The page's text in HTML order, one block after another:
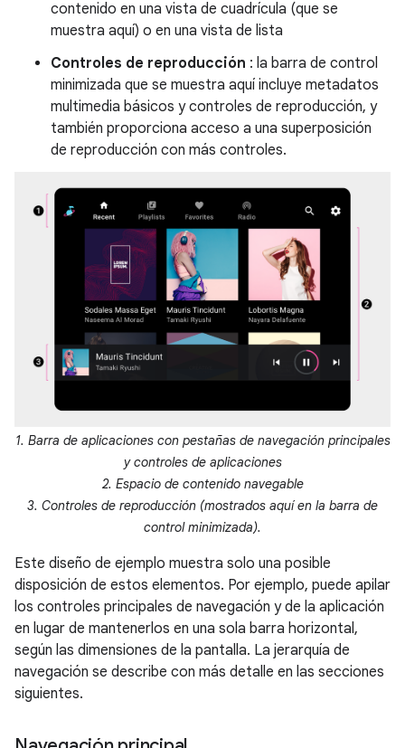
contenido en una vista de cuadrícula (que se
muestra aquí) o en una vista de lista
Controles de reproducción : la barra de control
minimizada que se muestra aquí incluye metadatos
multimedia básicos y controles de reproducción, y
también proporciona acceso a una superposición
de reproducción con más controles.
1. Barra de aplicaciones con pestañas de navegación principales
y controles de aplicaciones
2. Espacio de contenido navegable
3. Controles de reproducción (mostrados aquí en la barra de
control minimizada).
Este diseño de ejemplo muestra solo una posible
disposición de estos elementos. Por ejemplo, puede apilar
los controles principales de navegación y de la aplicación
en lugar de mantenerlos en una sola barra horizontal,
según las dimensiones de la pantalla. La jerarquía de
navegación se describe con más detalle en las secciones
siguientes.